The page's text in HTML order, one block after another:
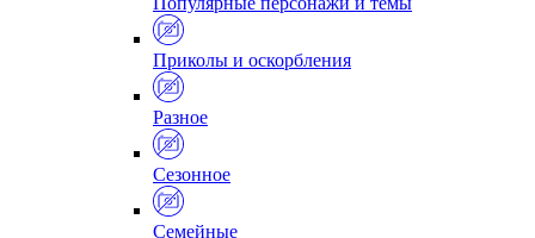
Приколы и оскорбления
Разное
Сезонное
Семейные